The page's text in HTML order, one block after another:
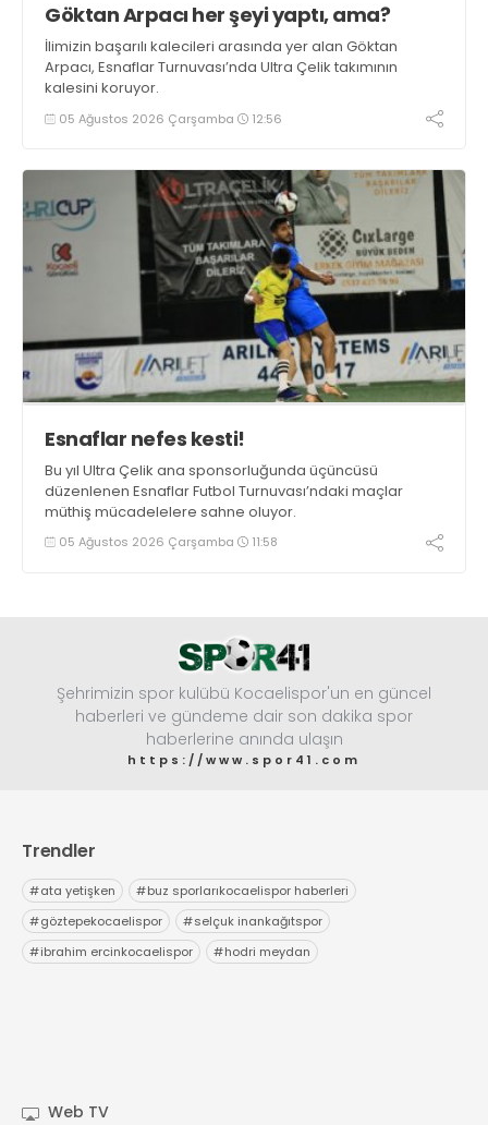
Göktan Arpacı her şeyi yaptı, ama?
İlimizin başarılı kalecileri arasında yer alan Göktan
Arpacı, Esnaflar Turnuvası’nda Ultra Çelik takımının
kalesini koruyor.
05 Ağustos 2026 Çarşamba 12:56
Esnaflar nefes kesti!
Bu yıl Ultra Çelik ana sponsorluğunda üçüncüsü
düzenlenen Esnaflar Futbol Turnuvası’ndaki maçlar
müthiş mücadelelere sahne oluyor.
05 Ağustos 2026 Çarşamba 11:58
Şehrimizin spor kulübü Kocaelispor'un en güncel
haberleri ve gündeme dair son dakika spor
haberlerine anında ulaşın
https://www.spor41.com
Trendler
#ata yetişken #buz sporlarıkocaelispor haberleri
#göztepekocaelispor #selçuk inankağıtspor
#ibrahim ercinkocaelispor #hodri meydan
Web TV